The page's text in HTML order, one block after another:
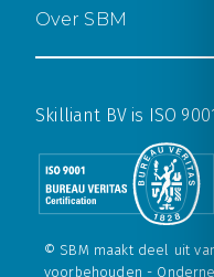
Over SBM
Skilliant BV is ISO
© SBM maakt deel uit
voorbehouden -